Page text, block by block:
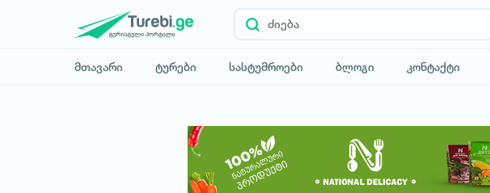
მთავარი ტურები სასტუმროები ბლოგი კონტაქტი